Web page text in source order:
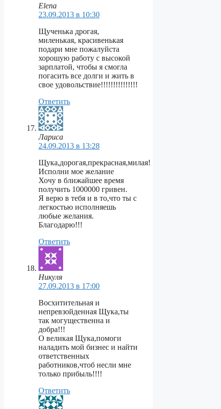
Elena
23.09.2013 в 10:30
Щученька дрогая,
миленькая, красивенькая
подари мне пожалуйста
хорошую работу с высокой
зарплатой, чтобы я смогла
погасить все долги и жить в
свое удовольствие!!!!!!!!!!!!!!!
Ответить
Лариса
24.09.2013 в 13:28
Щука,дорогая,прекрасная,милая!
Исполни мое желание
Хочу в ближайшее время
получить 1000000 гривен.
Я верю в тебя и в то,что ты с
легкостью исполняешь
любые желания.
Благодарю!!!
Ответить
Никуля
27.09.2013 в 17:00
Восхитительная и
непревзойденная Щука,ты
так могущественна и
добра!!!
О великая Щука,помоги
наладить мой бизнес и найти
ответственных
работников,чтоб несли мне
только прибыль!!!!
Ответить